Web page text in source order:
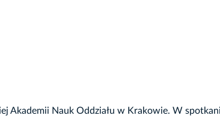
Akademii Nauk Oddziału w Krakowie. W